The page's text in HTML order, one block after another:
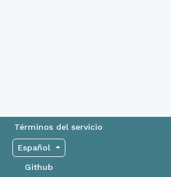
Términos del servicio
Español
Github